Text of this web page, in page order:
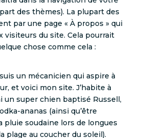
des thèmes). La plupart des
par une page « À propos » qui
visiteurs du site. Cela pourrait
chose comme cela :
un mécanicien qui aspire à
et voici mon site. J’habite à
un super chien baptisé Russell,
ananas (ainsi qu’être
pluie soudaine lors de longues
plage au coucher du soleil).